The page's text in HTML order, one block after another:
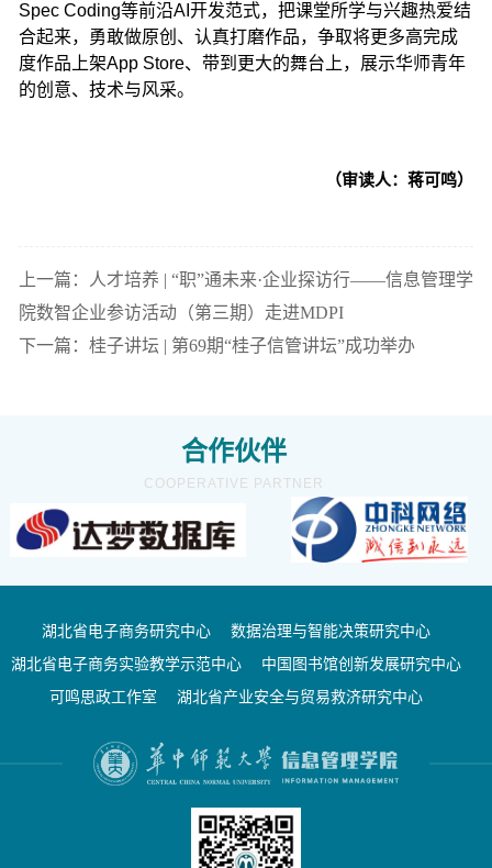
Spec Coding等前沿AI开发范式，把课堂所学与兴趣热爱结
合起来，勇敢做原创、认真打磨作品，争取将更多高完成
度作品上架App Store、带到更大的舞台上，展示华师青年
的创意、技术与风采。
（审读人：蒋可鸣）
上一篇：人才培养 | “职”通未来·企业探访行——信息管理学
院数智企业参访活动（第三期）走进MDPI
下一篇：桂子讲坛 | 第69期“桂子信管讲坛”成功举办
合作伙伴
COOPERATIVE PARTNER
湖北省电子商务研究中心
数据治理与智能决策研究中心
湖北省电子商务实验教学示范中心
中国图书馆创新发展研究中心
可鸣思政工作室
湖北省产业安全与贸易救济研究中心